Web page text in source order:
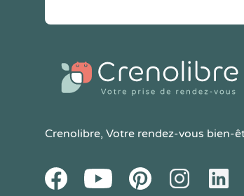
Crenolibre, Votre rendez-vous bien-
FacebookYoutube PinteresetInstagram